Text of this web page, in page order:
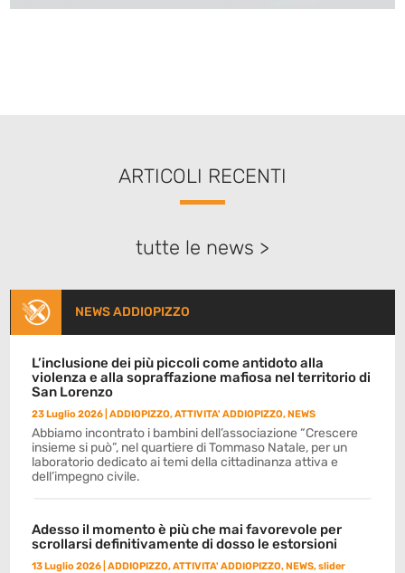
ARTICOLI RECENTI
tutte le news >
NEWS ADDIOPIZZO
L’inclusione dei più piccoli come antidoto alla
violenza e alla sopraffazione mafiosa nel territorio di
San Lorenzo
23 Luglio 2026 |ADDIOPIZZO,ATTIVITA' ADDIOPIZZO,NEWS
Abbiamo incontrato i bambini dell’associazione “Crescere
insieme si può”, nel quartiere di Tommaso Natale, per un
laboratorio dedicato ai temi della cittadinanza attiva e
dell’impegno civile.
Adesso il momento è più che mai favorevole per
scrollarsi definitivamente di dosso le estorsioni
13 Luglio 2026 |ADDIOPIZZO,ATTIVITA' ADDIOPIZZO,NEWS,slider